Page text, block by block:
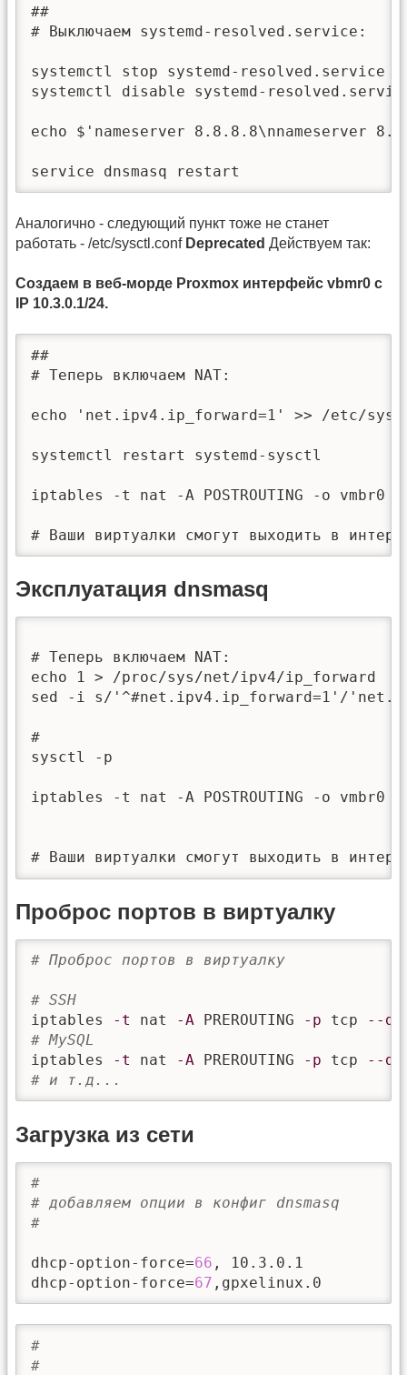
##
# Выключаем systemd-resolved.service:
systemctl stop systemd-resolved.service
systemctl disable systemd-
echo $'nameserver 8.8.8.8\nnameserver
service dnsmasq restart
Аналогично - следующий пункт тоже не станет
работать - /etc/sysctl.conf Deprecated Действуем так:
Создаем в веб-морде Proxmox интерфейс vbmr0 с
IP 10.3.0.1/24.
##
# Теперь включаем NAT:
echo 'net.ipv4.ip_forward=1' >> /etc/
systemctl restart systemd-sysctl
iptables -t nat -A POSTROUTING -o vmbr0 -j
# Ваши виртуалки смогут выходить в
Эксплуатация dnsmasq
# Теперь включаем NAT:
echo 1 > /proc/sys/net/ipv4/ip_forward
sed -i s/'^#net.ipv4.ip_forward=1'/
#
sysctl -p
iptables -t nat -A POSTROUTING -o vmbr0 -j
# Ваши виртуалки смогут выходить в
Проброс портов в виртуалку
# Проброс портов в виртуалку
# SSH
iptables
-t nat -A PREROUTING -p tcp
--
# MySQL
iptables
-t nat -A PREROUTING -p tcp
--
# и т.д...
Загрузка из сети
#
# добавляем опции в конфиг dnsmasq
#
dhcp-option-force=66 ,
dhcp-option-force=67
#
#